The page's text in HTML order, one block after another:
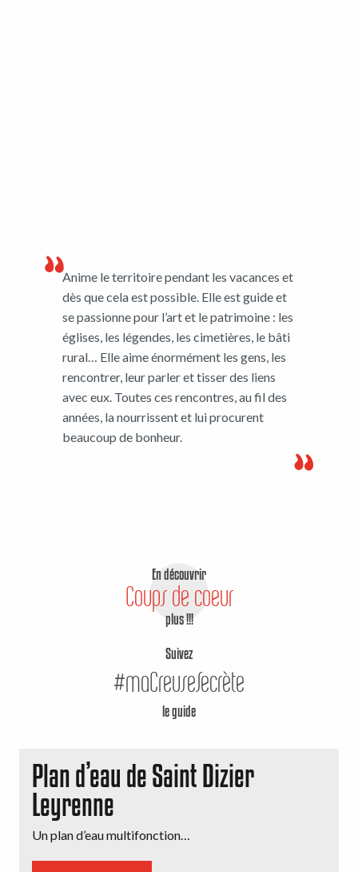
Anime le territoire pendant les vacances et
dès que cela est possible. Elle est guide et
se passionne pour l’art et le patrimoine : les
églises, les légendes, les cimetières, le bâti
rural… Elle aime énormément les gens, les
rencontrer, leur parler et tisser des liens
avec eux. Toutes ces rencontres, au fil des
années, la nourrissent et lui procurent
beaucoup de bonheur.
En découvrir
Coups de coeur
plus !!!
Suivez
#maCreuseSecrète
le guide
Plan d’eau de Saint Dizier
Leyrenne
Un plan d’eau multifonction…